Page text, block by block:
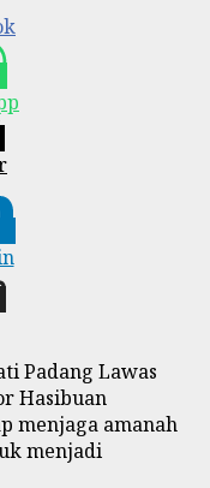
Padang Lawas
Hasibuan
menjaga amanah
menjadi